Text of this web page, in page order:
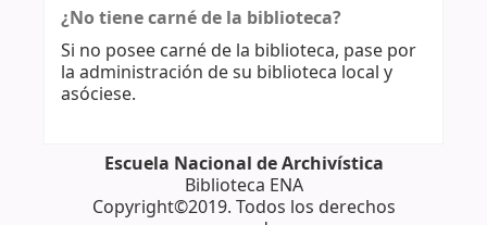
¿No tiene carné de la biblioteca?
Si no posee carné de la biblioteca, pase por
la administración de su biblioteca local y
asóciese.
Escuela Nacional de Archivística
Biblioteca ENA
Copyright©2019. Todos los derechos